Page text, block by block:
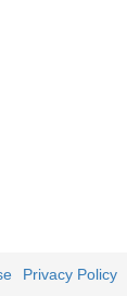
Privacy Policy